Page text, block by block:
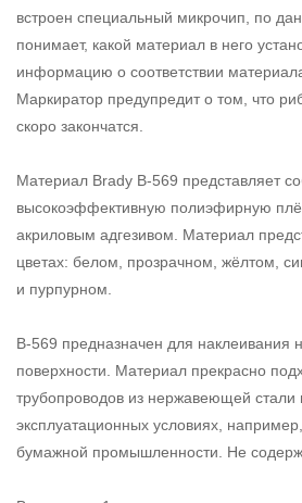
встроен специальный микрочип, по
понимает, какой материал в него
информацию о соответствии
Маркиратор предупредит о том, что
скоро закончатся.
Материал Brady B-569 представляет
высокоэффективную полиэфирную
акриловым адгезивом. Материал
цветах: белом, прозрачном, жёлтом,
и пурпурном.
B-569 предназначен для наклеивания
поверхности. Материал прекрасно
трубопроводов из нержавеющей стали
эксплуатационных условиях,
бумажной промышленности. Не